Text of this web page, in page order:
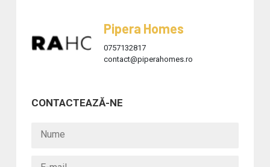
Pipera Homes
0757132817
contact@piperahomes.ro
CONTACTEAZĂ-NE